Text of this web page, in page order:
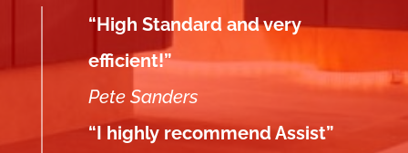
“High Standard and very
efficient!”
Pete Sanders
“I highly recommend Assist”